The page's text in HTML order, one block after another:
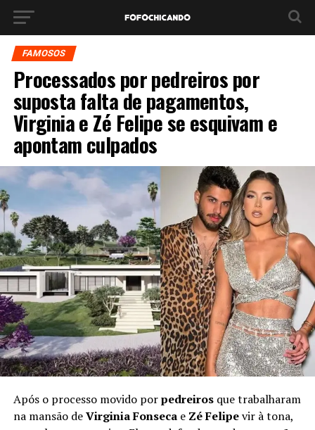
FAMOSOS
Processados por pedreiros por
suposta falta de pagamentos,
Virginia e Zé Felipe se esquivam e
apontam culpados
Após o processo movido porpedreirosque trabalharam
na mansão deVirginia Fonseca e Zé Felipevir à tona,